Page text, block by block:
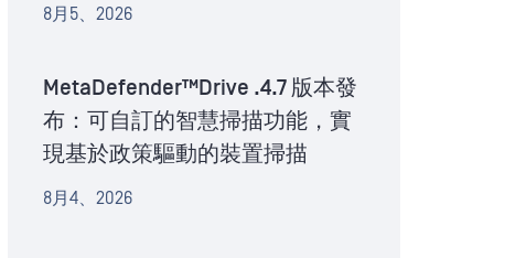
8月5、2026
MetaDefender™Drive .4.7 版本發
布：可自訂的智慧掃描功能，實
現基於政策驅動的裝置掃描
8月4、2026